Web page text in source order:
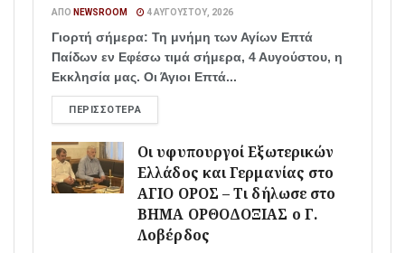
ΑΠΌ NEWSROOM 4 ΑΥΓΟΎΣΤΟΥ, 2026
Γιορτή σήμερα: Τη μνήμη των Αγίων Επτά
Παίδων εν Εφέσω τιμά σήμερα, 4 Αυγούστου, η
Εκκλησία μας. Οι Άγιοι Επτά...
ΠΕΡΙΣΣΌΤΕΡΑ
Οι υφυπουργοί Εξωτερικών
Ελλάδος και Γερμανίας στο
ΑΓΙΟ ΟΡΟΣ – Τι δήλωσε στο
ΒΗΜΑ ΟΡΘΟΔΟΞΙΑΣ ο Γ.
Λοβέρδος